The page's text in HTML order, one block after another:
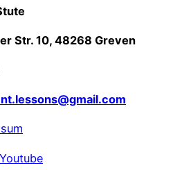
Str. 10, 48268 Greven
Youtube